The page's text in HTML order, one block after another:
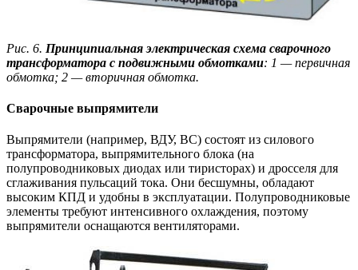
Рис. 6. Принципиальная электрическая схема сварочного
трансформатора с подвижными обмотками: 1 — первичная
обмотка; 2 — вторичная обмотка.
Сварочные выпрямители
Выпрямители (например, ВДУ, ВС) состоят из силового
трансформатора, выпрямительного блока (на
полупроводниковых диодах или тиристорах) и дросселя для
сглаживания пульсаций тока. Они бесшумны, обладают
высоким КПД и удобны в эксплуатации. Полупроводниковые
элементы требуют интенсивного охлаждения, поэтому
выпрямители оснащаются вентиляторами.